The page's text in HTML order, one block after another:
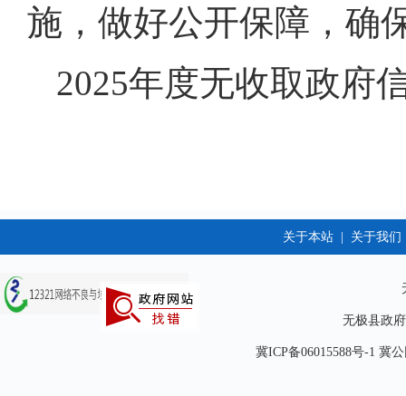
施，做好公开保障，确
2025年度无收取政府